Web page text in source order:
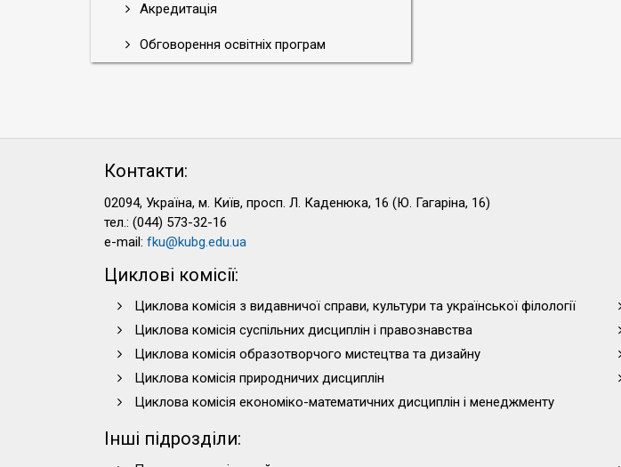
Акредитація
Обговорення освітніх програм
Контакти:
02094, Україна, м. Київ, просп. Л. Каденюка, 16 (Ю. Гагаріна, 16)
тел.: (044) 573-32-16
e-mail: fku@kubg.edu.ua
Циклові комісії:
Циклова комісія з видавничої справи, культури та української філології
Циклова комісія суспільних дисциплін і правознавства
Циклова комісія образотворчого мистецтва та дизайну
Циклова комісія природничих дисциплін
Циклова комісія економіко-математичних дисциплін і менеджменту
Інші підрозділи: